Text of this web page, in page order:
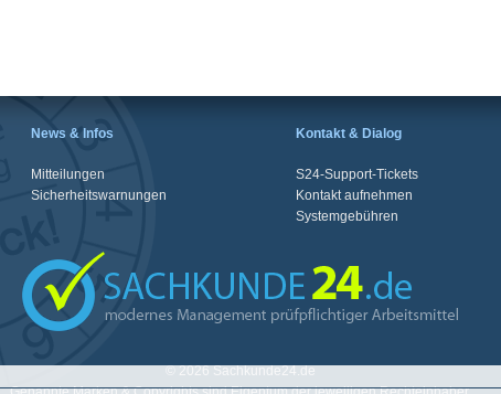
News & Infos
Mitteilungen
Sicherheitswarnungen
Kontakt & Dialog
S24-Support-Tickets
Kontakt aufnehmen
Systemgebühren
© 2026 Sachkunde24.de